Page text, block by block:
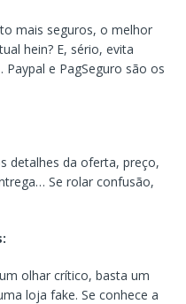
mais seguros, o melhor
hein? E, sério, evita
e PagSeguro são os
detalhes da oferta, preço,
Se rolar confusão,
olhar crítico, basta um
loja fake. Se conhece a